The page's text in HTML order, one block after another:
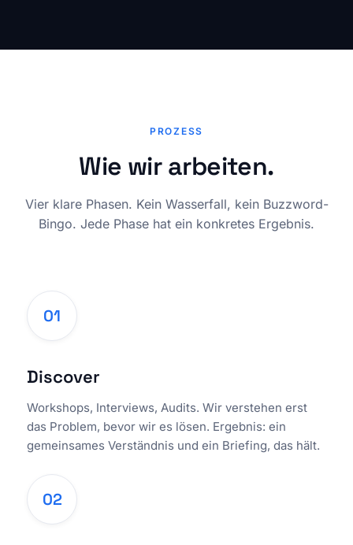
PROZESS
Wie wir arbeiten.
Vier klare Phasen. Kein Wasserfall, kein Buzzword-
Bingo. Jede Phase hat ein konkretes Ergebnis.
01
Discover
Workshops, Interviews, Audits. Wir verstehen erst
das Problem, bevor wir es lösen. Ergebnis: ein
gemeinsames Verständnis und ein Briefing, das hält.
02